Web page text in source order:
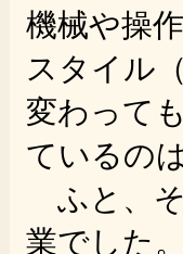
機械や操
スタイル
変わって
ているの
ふと、
業でした